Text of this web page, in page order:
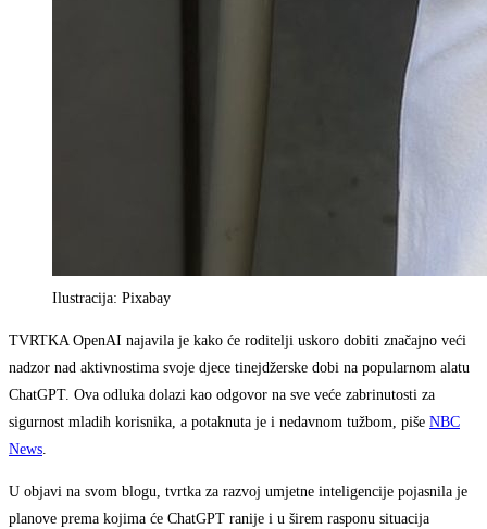
Ilustracija: Pixabay
TVRTKA OpenAI najavila je kako će roditelji uskoro dobiti značajno veći
nadzor nad aktivnostima svoje djece tinejdžerske dobi na popularnom alatu
ChatGPT. Ova odluka dolazi kao odgovor na sve veće zabrinutosti za
sigurnost mladih korisnika, a potaknuta je i nedavnom tužbom, piše NBC
News.
U objavi na svom blogu, tvrtka za razvoj umjetne inteligencije pojasnila je
planove prema kojima će ChatGPT ranije i u širem rasponu situacija